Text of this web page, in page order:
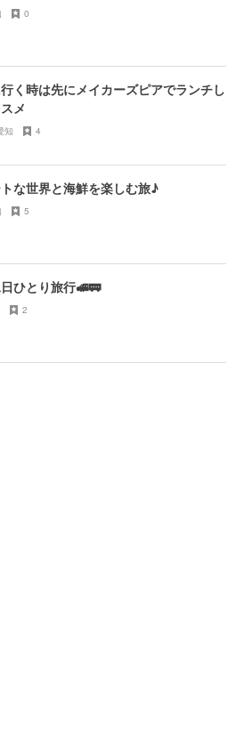
0
く時は先にメイカーズピアでランチし
メ
知 4
な世界と海鮮を楽しむ旅♪
5
ひとり旅行🚅🚃
2